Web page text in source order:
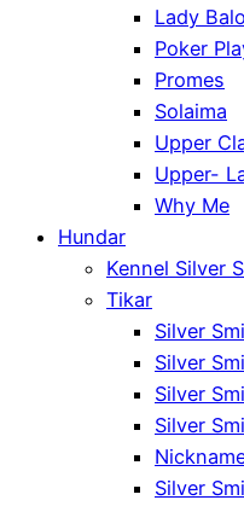
Lady
Poker
Promes
Solaima
Upper
Upper-
Why Me
Hundar
Kennel Silver
Tikar
Silver
Silver
Silver
Silver
Silver